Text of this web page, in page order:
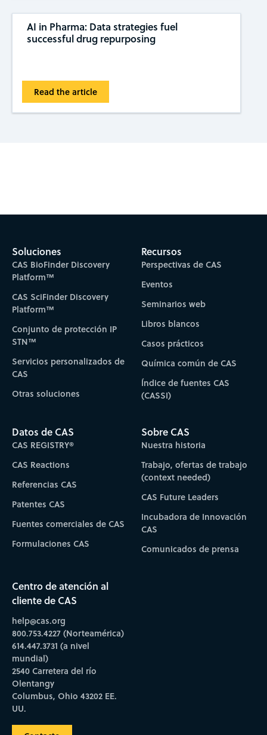
AI in Pharma: Data strategies fuel
successful drug repurposing
Read the article
Soluciones
CAS BioFinder Discovery
Platform™
CAS SciFinder Discovery
Platform™
Conjunto de protección IP
STN™
Servicios personalizados de
CAS
Otras soluciones
Recursos
Perspectivas de CAS
Eventos
Seminarios web
Libros blancos
Casos prácticos
Química común de CAS
Índice de fuentes CAS
(CASSI)
Datos de CAS
CAS REGISTRY®
CAS Reactions
Referencias CAS
Patentes CAS
Fuentes comerciales de CAS
Formulaciones CAS
Sobre CAS
Nuestra historia
Trabajo, ofertas de trabajo
(context needed)
CAS Future Leaders
Incubadora de Innovación
CAS
Comunicados de prensa
Centro de atención al
cliente de CAS
help@cas.org
800.753.4227 (Norteamérica)
614.447.3731 (a nivel
mundial)
2540 Carretera del río
Olentangy
Columbus, Ohio 43202 EE.
UU.